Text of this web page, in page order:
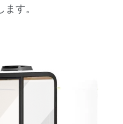
ます。